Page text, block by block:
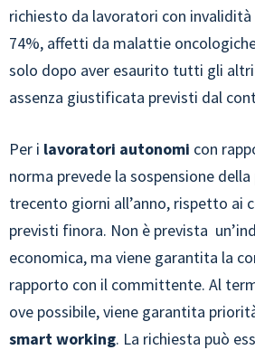
richiesto da lavoratori con invalidità
74%, affetti da malattie
solo dopo aver esaurito tutti gli
assenza giustificata previsti dal
Per i lavoratori autonomi con
norma prevede la sospensione
trecento giorni all’anno, rispetto ai
previsti finora. Non è prevista
economica, ma viene garantita la
rapporto con il committente. Al
ove possibile, viene garantita
smart working. La richiesta può